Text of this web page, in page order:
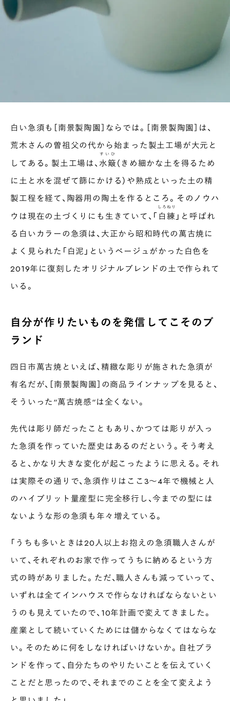
白い急須も［南景製陶園］ならでは。［南景製陶園］は、
荒木さんの曽祖父の代から始まった製土工場が大元と
してある。製土工場は、 水簸
すいひ
（きめ細かな土を得るため
に土と水を混ぜて篩にかける）や熟成といった土の精
製工程を経て、陶器用の陶土を作るところ。そのノウハ
ウは現在の土づくりにも生きていて、「 白練
しろねり
」と呼ばれ
る白いカラーの急須は、大正から昭和時代の萬古焼に
よく見られた「白泥」というベージュがかった白色を
2019年に復刻したオリジナルブレンドの土で作られて
いる。
自分が作りたいものを発信してこそのブ
ランド
四日市萬古焼といえば、精緻な彫りが施された急須が
有名だが、［南景製陶園］の商品ラインナップを見ると、
そういった“萬古焼感“は全くない。
先代は彫り師だったこともあり、かつては彫りが入っ
た急須を作っていた歴史はあるのだという。そう考え
ると、かなり大きな変化が起こったように思える。それ
は実際その通りで、急須作りはここ3〜4年で機械と人
のハイブリット量産型に完全移行し、今までの型には
ないような形の急須も年々増えている。
「うちも多いときは20人以上お抱えの急須職人さんが
いて、それぞれのお家で作ってうちに納めるという方
式の時がありました。ただ、職人さんも減っていって、
いずれは全てインハウスで作らなければならないとい
うのも見えていたので、10年計画で変えてきました。
産業として続いていくためには儲からなくてはならな
い。そのために何をしなければいけないか。自社ブラ
ンドを作って、自分たちのやりたいことを伝えていく
ことだと思ったので、それまでのことを全て変えよう